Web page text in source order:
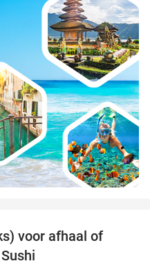
voor afhaal of